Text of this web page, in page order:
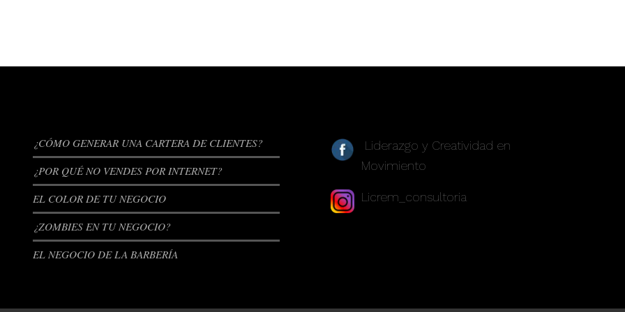
¿CÓMO GENERAR UNA CARTERA DE CLIENTES?
¿POR QUÉ NO VENDES POR INTERNET?
EL COLOR DE TU NEGOCIO
¿ZOMBIES EN TU NEGOCIO?
EL NEGOCIO DE LA BARBERÍA
Liderazgo y Creatividad en
Movimiento
Licrem_consultoria